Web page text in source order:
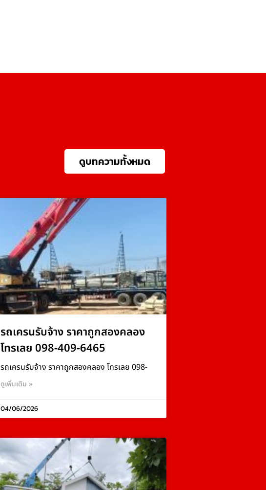
ดูบทความทั้งหมด
รถเครนรับจ้าง ราคาถูกสองคลอง
โทรเลย 098-409-6465
รถเครนรับจ้าง ราคาถูกสองคลอง โทรเลย 098-
ดูเพิ่มเติม »
04/06/2026